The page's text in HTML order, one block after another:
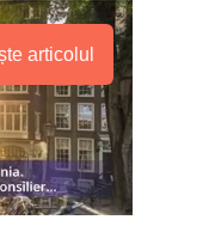
articolul